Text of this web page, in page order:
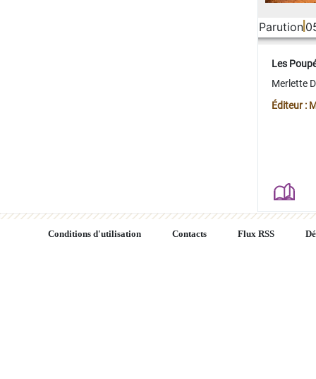
Parution
Les
Merlette
Éditeur :
Conditions d'utilisation Contacts Flux RSS